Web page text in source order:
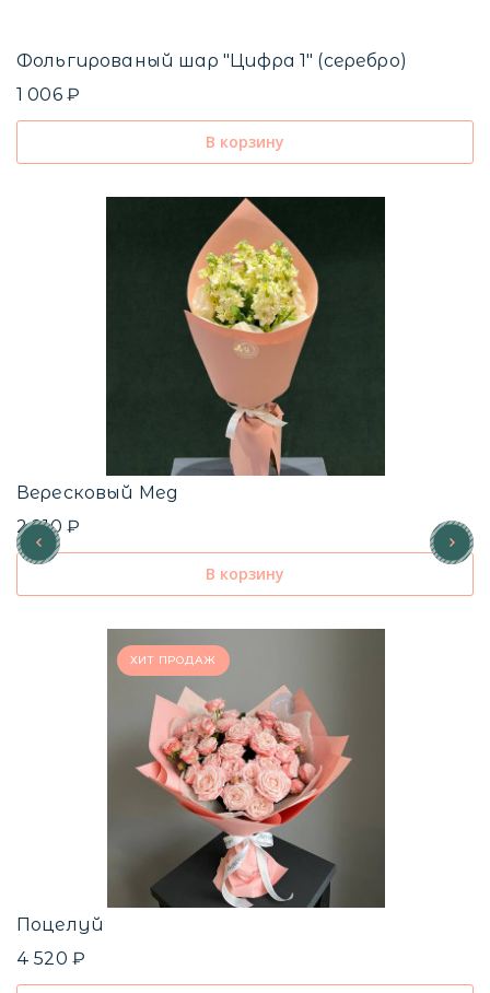
Фольгированый шар "Цифра 1" (серебро)
1 006 ₽
В корзину
Вересковый Мед
2 210 ₽
В корзину
ХИТ ПРОДАЖ
Поцелуй
4 520 ₽